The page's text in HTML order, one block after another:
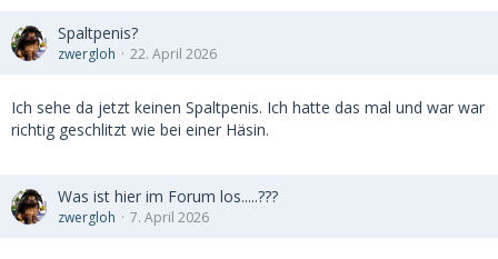
Spaltpenis?
zwergloh 22. April 2026
Ich sehe da jetzt keinen Spaltpenis. Ich hatte das mal und war war
richtig geschlitzt wie bei einer Häsin.
Was ist hier im Forum los.....???
zwergloh 7. April 2026